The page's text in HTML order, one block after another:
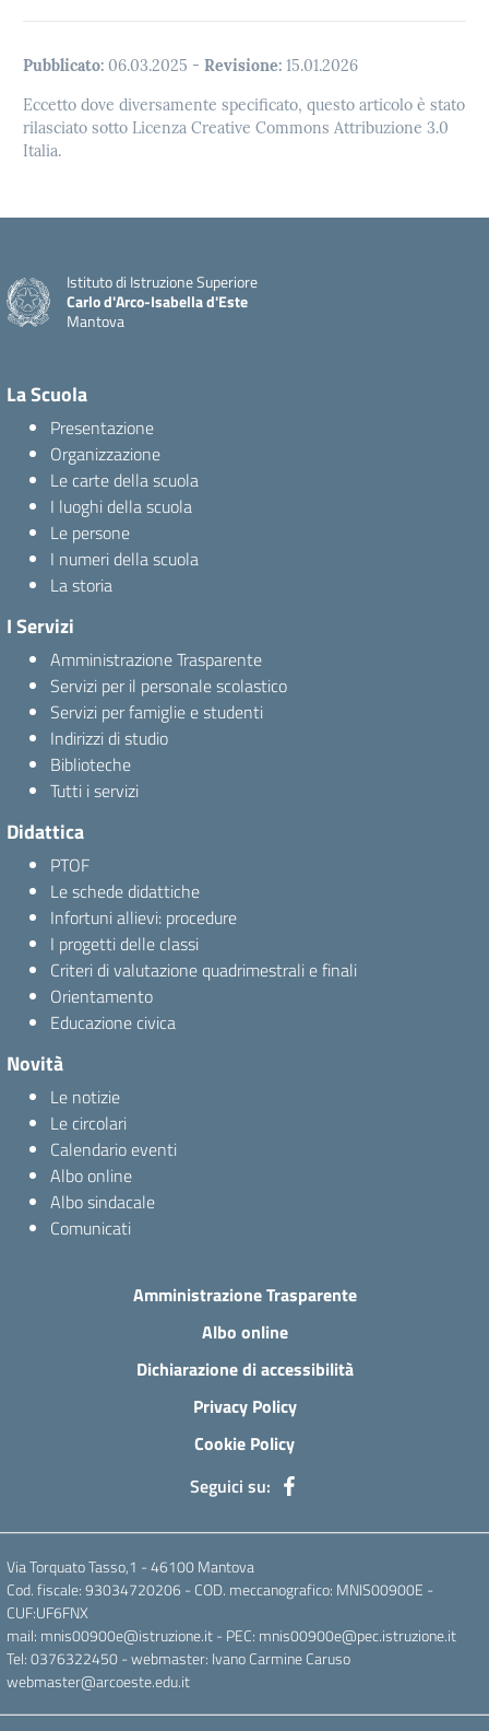
Pubblicato: 06.03.2025 - Revisione: 15.01.2026
Eccetto dove diversamente specificato, questo articolo è stato
rilasciato sotto Licenza Creative Commons Attribuzione 3.0
Italia.
Istituto di Istruzione Superiore
Carlo d'Arco-Isabella d'Este
Mantova
La Scuola
Presentazione
Organizzazione
Le carte della scuola
I luoghi della scuola
Le persone
I numeri della scuola
La storia
I Servizi
Amministrazione Trasparente
Servizi per il personale scolastico
Servizi per famiglie e studenti
Indirizzi di studio
Biblioteche
Tutti i servizi
Didattica
PTOF
Le schede didattiche
Infortuni allievi: procedure
I progetti delle classi
Criteri di valutazione quadrimestrali e finali
Orientamento
Educazione civica
Novità
Le notizie
Le circolari
Calendario eventi
Albo online
Albo sindacale
Comunicati
Amministrazione Trasparente
Albo online
Dichiarazione di accessibilità
Privacy Policy
Cookie Policy
Seguici su:
Via Torquato Tasso,1 - 46100 Mantova
Cod. fiscale: 93034720206 - COD. meccanografico: MNIS00900E -
CUF:UF6FNX
mail: mnis00900e@istruzione.it - PEC: mnis00900e@pec.istruzione.it
Tel: 0376322450 - webmaster: Ivano Carmine Caruso
webmaster@arcoeste.edu.it